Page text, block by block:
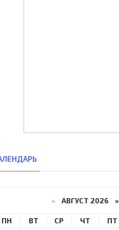
« АВГУСТ 2026 »
ПН ВТ СР ЧТ ПТ